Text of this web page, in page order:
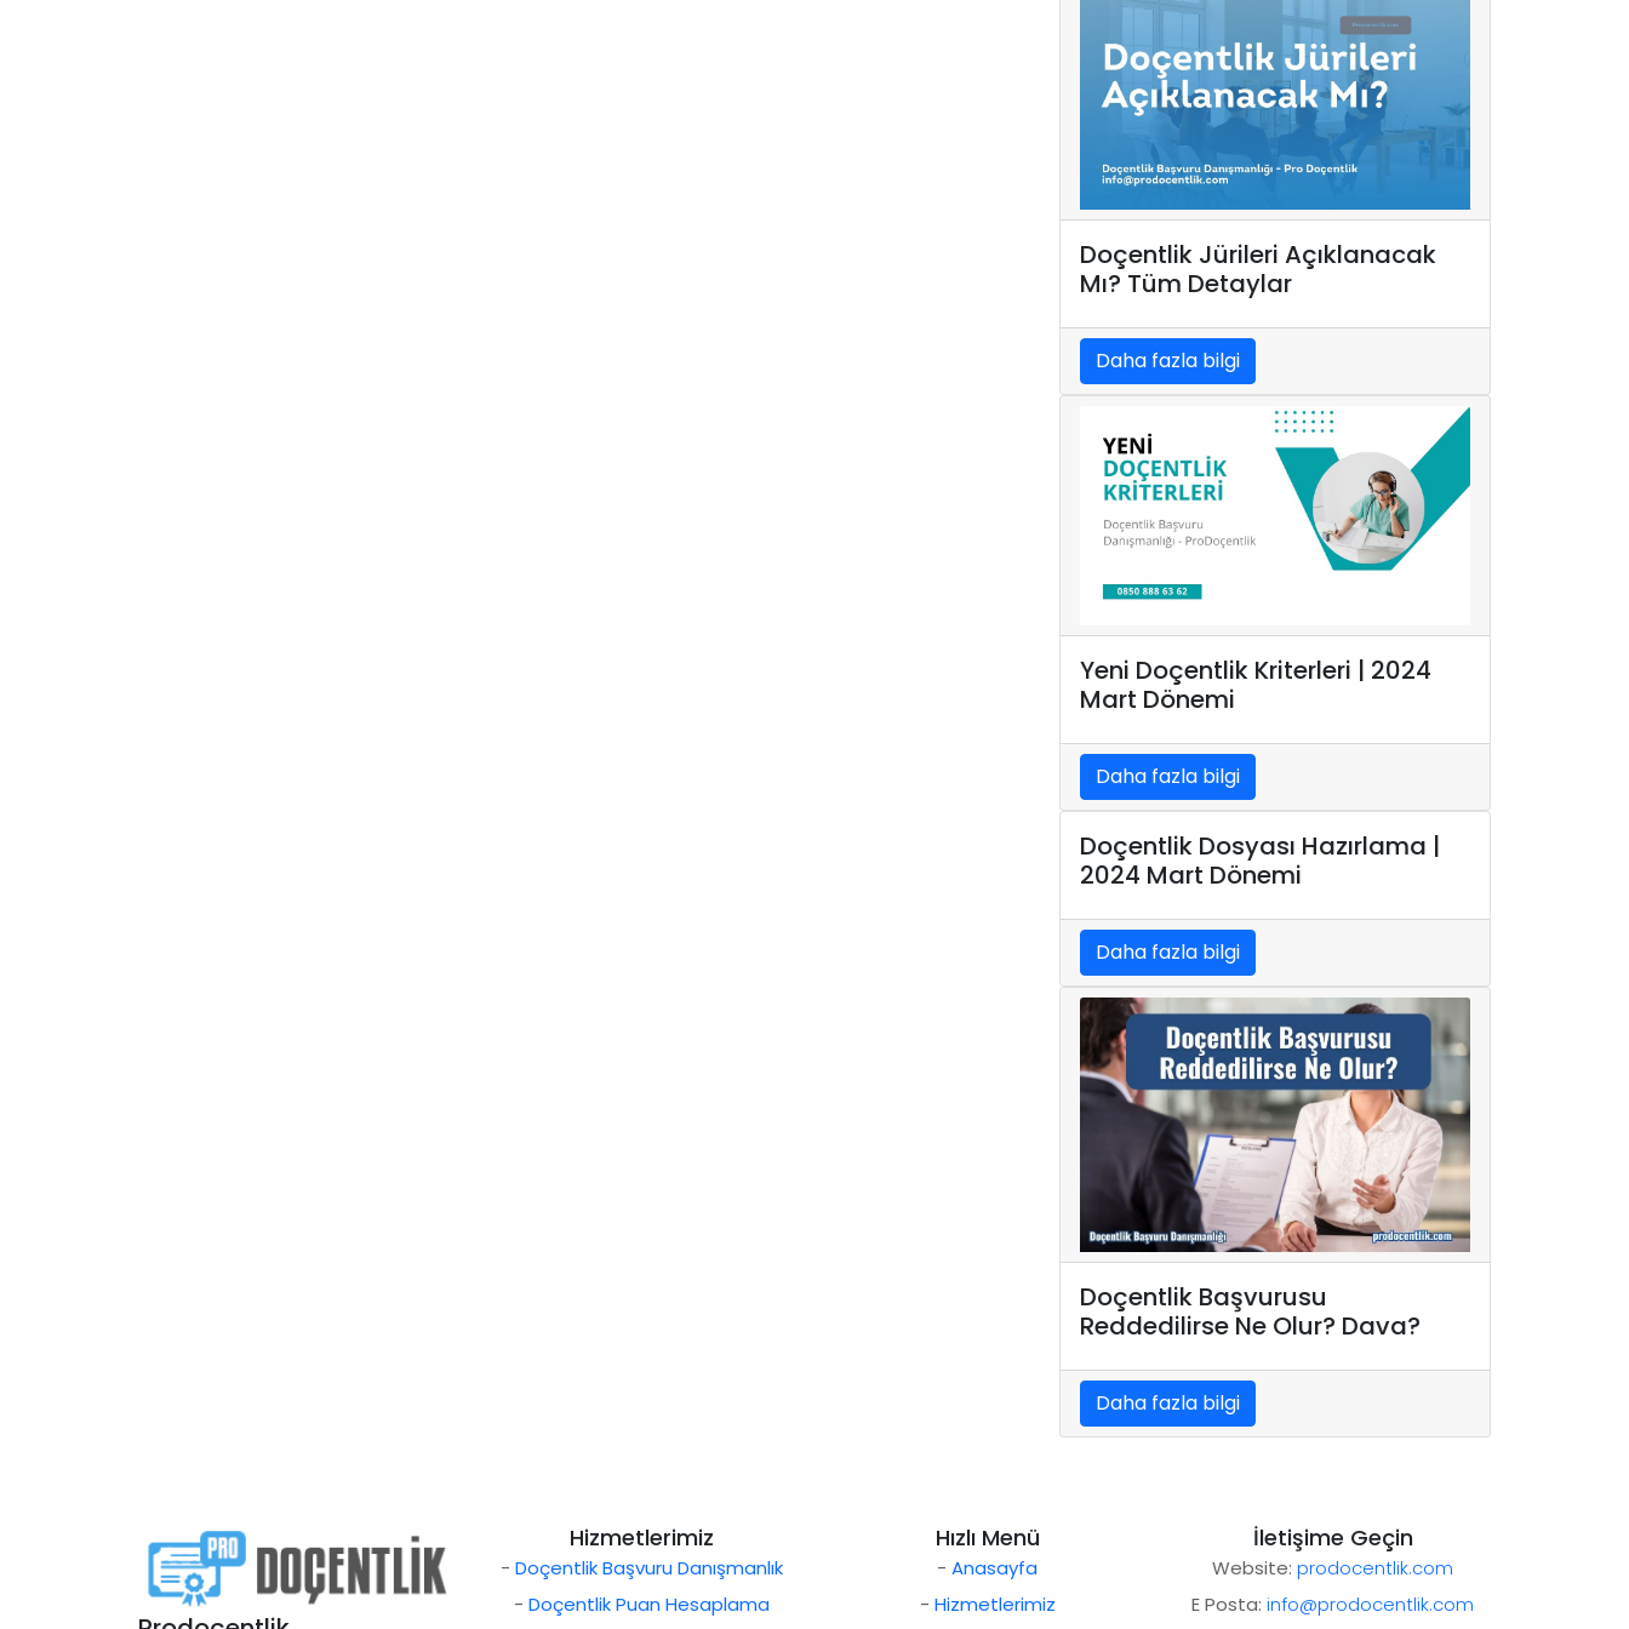
Doçentlik Jürileri Açıklanacak
Mı? Tüm Detaylar
Daha fazla bilgi
Yeni Doçentlik Kriterleri | 2024
Mart Dönemi
Daha fazla bilgi
Doçentlik Dosyası Hazırlama |
2024 Mart Dönemi
Daha fazla bilgi
Doçentlik Başvurusu
Reddedilirse Ne Olur? Dava?
Daha fazla bilgi
Hizmetlerimiz
- Doçentlik Başvuru Danışmanlık
- Doçentlik Puan Hesaplama
Hızlı Menü
- Anasayfa
- Hizmetlerimiz
İletişime Geçin
Website: prodocentlik.com
E Posta: info@prodocentlik.com